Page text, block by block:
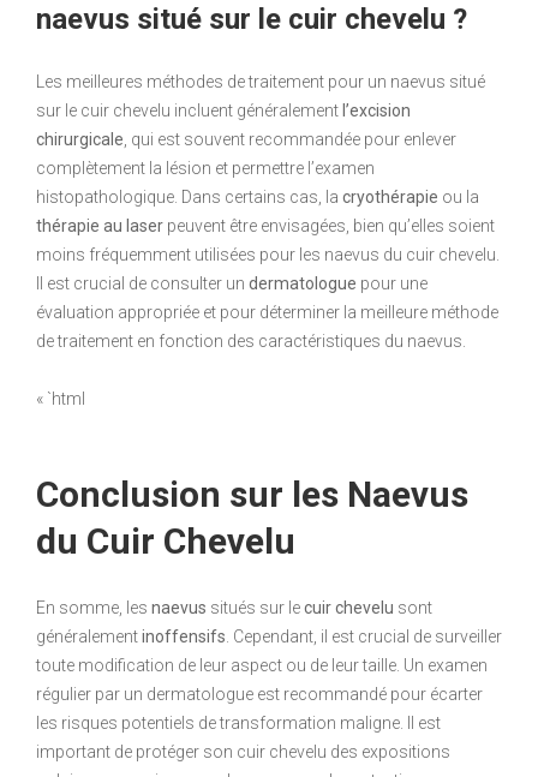
naevus situé sur le cuir chevelu ?
Les meilleures méthodes de traitement pour un naevus situé
sur le cuir chevelu incluent généralement l’excision
chirurgicale , qui est souvent recommandée pour enlever
complètement la lésion et permettre l’examen
histopathologique. Dans certains cas, la cryothérapie ou la
thérapie au laser peuvent être envisagées, bien qu’elles soient
moins fréquemment utilisées pour les naevus du cuir chevelu.
Il est crucial de consulter un dermatologue pour une
évaluation appropriée et pour déterminer la meilleure méthode
de traitement en fonction des caractéristiques du naevus.
« `html
Conclusion sur les Naevus
du Cuir Chevelu
En somme, les naevus situés sur lecuir chevelu sont
généralementinoffensifs . Cependant, il est crucial de surveiller
toute modification de leur aspect ou de leur taille. Un examen
régulier par un dermatologue est recommandé pour écarter
les risques potentiels de transformation maligne. Il est
important de protéger son cuir chevelu des expositions